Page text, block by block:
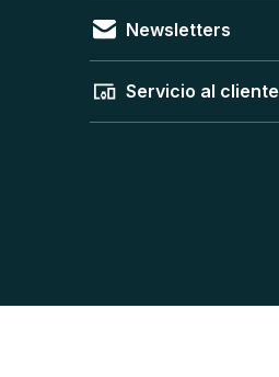
Newsletters
Servicio al cliente